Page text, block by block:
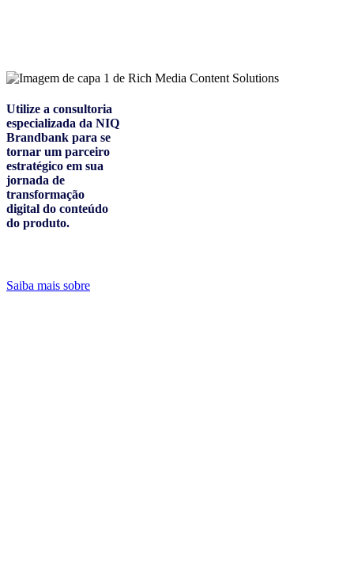
Utilize a consultoria
especializada da NIQ
Brandbank para se
tornar um parceiro
estratégico em sua
jornada de
transformação
digital do conteúdo
do produto.
Saiba mais sobre